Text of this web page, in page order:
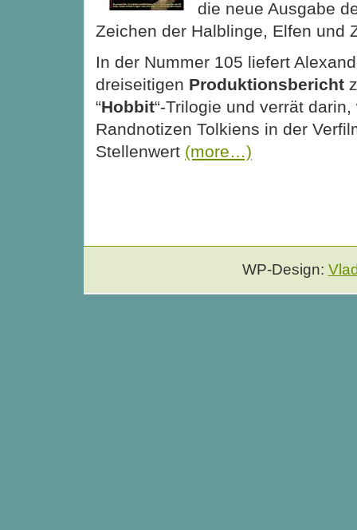
die neue Ausgabe
Zeichen der Halblinge, Elfen und
In der Nummer 105 liefert
dreiseitigen Produktionsbericht
“Hobbit“-Trilogie und verrät darin,
Randnotizen Tolkiens in der
Stellenwert (more…)
WP-Design: